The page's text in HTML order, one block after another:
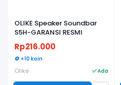
OLIKE Speaker Soundbar
S5H-GARANSI RESMI
Rp216.000
🪙 +10 koin
Olike ✅ Ada